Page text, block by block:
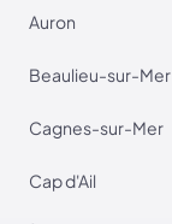
Auron
Beaulieu-sur-Mer
Cagnes-sur-Mer
Cap d'Ail